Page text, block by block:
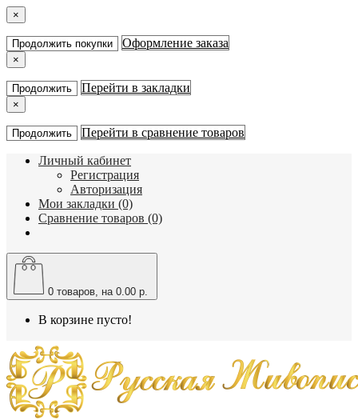
×
Продолжить покупки Оформление заказа
×
Продолжить Перейти в закладки
×
Продолжить Перейти в сравнение товаров
Личный кабинет
Регистрация
Авторизация
Мои закладки (0)
Сравнение товаров (0)
0 товаров, на 0.00 р.
В корзине пусто!